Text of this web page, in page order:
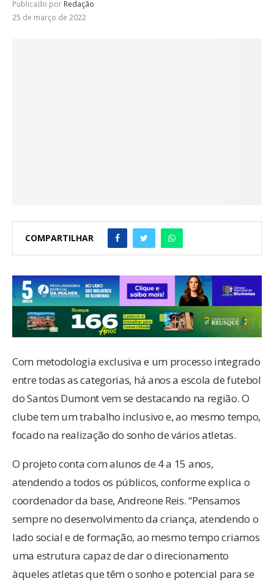
Publicado por Redação
25 de março de 2022
COMPARTILHAR
Com metodologia exclusiva e um processo integrado
entre todas as categorias, há anos a escola de futebol
do Santos Dumont vem se destacando na região. O
clube tem um trabalho inclusivo e, ao mesmo tempo,
focado na realização do sonho de vários atletas.
O projeto conta com alunos de 4 a 15 anos,
atendendo a todos os públicos, conforme explica o
coordenador da base, Andreone Reis. “Pensamos
sempre no desenvolvimento da criança, atendendo o
lado social e de formação, ao mesmo tempo criamos
uma estrutura capaz de dar o direcionamento
àqueles atletas que têm o sonho e potencial para se